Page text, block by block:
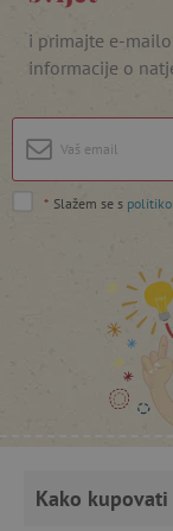
i primajte e-
informacije o
* Slažem se s
Kako kupovati